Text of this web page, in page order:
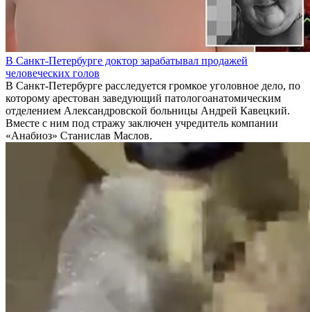
В Санкт-Петербурге доктор зарабатывал продажей
человеческих голов
В Санкт-Петербурге расследуется громкое уголовное дело, по
которому арестован заведующий патологоанатомическим
отделением Александровской больницы Андрей Кавецкий.
Вместе с ним под стражу заключен учредитель компании
«Анабиоз» Станислав Маслов.